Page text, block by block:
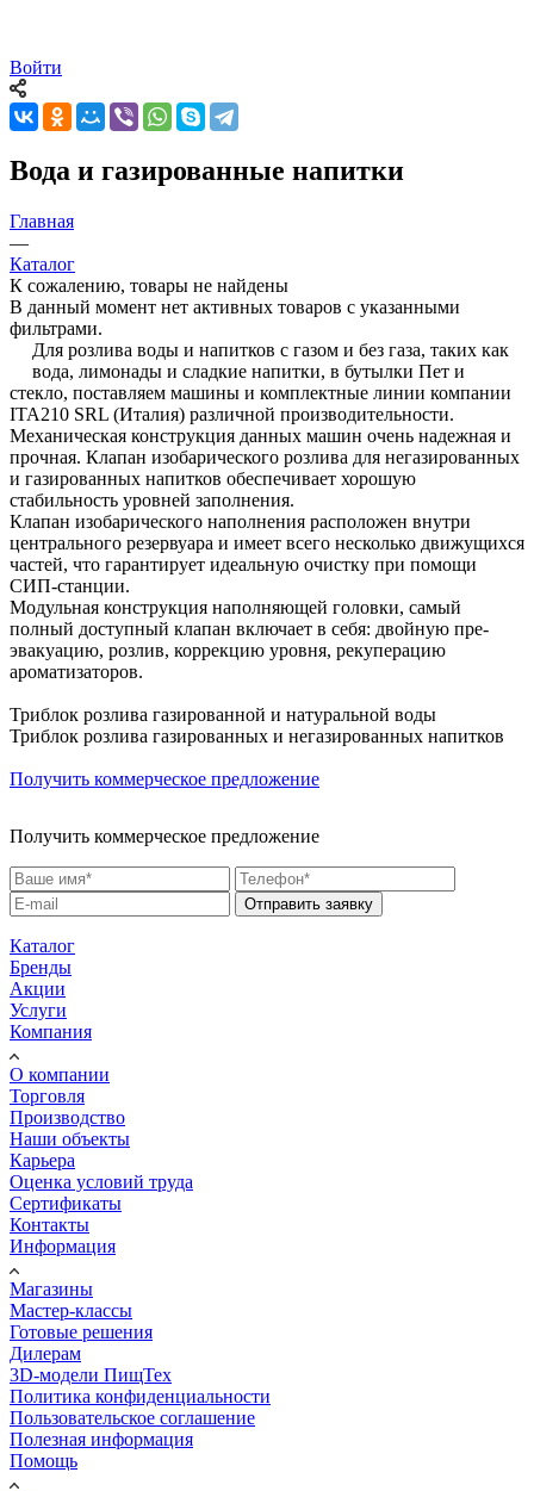
Войти
Вода и газированные напитки
Главная
—
Каталог
К сожалению, товары не найдены
В данный момент нет активных товаров с указанными
фильтрами.
Для розлива воды и напитков с газом и без газа, таких как
вода, лимонады и сладкие напитки, в бутылки Пет и
стекло, поставляем машины и комплектные линии компании
ITA210 SRL (Италия) различной производительности.
Механическая конструкция данных машин очень надежная и
прочная. Клапан изобарического розлива для негазированных
и газированных напитков обеспечивает хорошую
стабильность уровней заполнения.
Клапан изобарического наполнения расположен внутри
центрального резервуара и имеет всего несколько движущихся
частей, что гарантирует идеальную очистку при помощи
СИП-станции.
Модульная конструкция наполняющей головки, самый
полный доступный клапан включает в себя: двойную пре-
эвакуацию, розлив, коррекцию уровня, рекуперацию
ароматизаторов.
Триблок розлива газированной и натуральной воды
Триблок розлива газированных и негазированных напитков
Получить коммерческое предложение
Получить коммерческое предложение
Отправить заявку
Каталог
Бренды
Акции
Услуги
Компания
О компании
Торговля
Производство
Наши объекты
Карьера
Оценка условий труда
Сертификаты
Контакты
Информация
Магазины
Мастер-классы
Готовые решения
Дилерам
3D-модели ПищТех
Политика конфиденциальности
Пользовательское соглашение
Полезная информация
Помощь